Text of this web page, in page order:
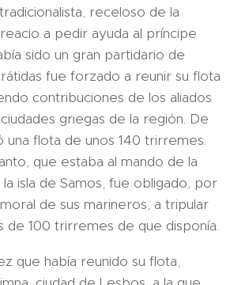
receloso de la
a pedir ayuda al príncipe
sido un gran partidario de
fue forzado a reunir su flota
contribuciones de los aliados
griegas de la región. De
una flota de unos 140 trirremes.
que estaba al mando de la
isla de Samos, fue obligado, por
de sus marineros, a tripular
de 100 trirremes de que disponía.​
que había reunido su flota,